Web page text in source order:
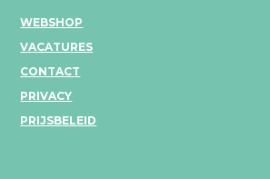
WEBSHOP
VACATURES
CONTACT
PRIVACY
PRIJSBELEID